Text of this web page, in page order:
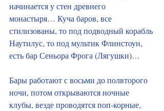
начинается у стен древнего
монастыря… Куча баров, все
стилизованы, то под подводный корабль
Наутилус, то под мультик Флинстоун,
есть бар Сеньора Фрога (Лягушки)…
Бары работают с восьми до полвторого
ночи, потом открываются ночные
клубы, везде проводятся поп‑корные,